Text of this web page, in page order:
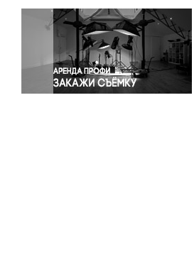
Светская жизнь
Спорт
Экология
Экономика и бизнес